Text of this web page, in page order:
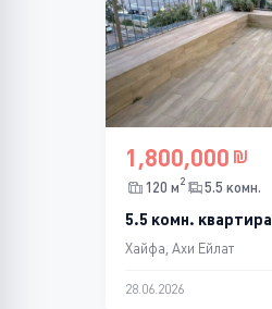
1,800,000
120 м2 5.5 комн.
5.5 комн. квартира
Хайфа, Ахи Ейлат
28.06.2026